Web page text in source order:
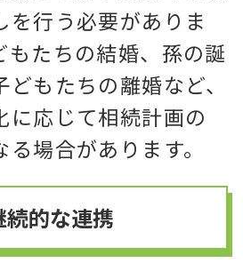
を行う必要がありま
もたちの結婚、孫の誕
もたちの離婚など、
に応じて相続計画の
場合があります。
的な連携